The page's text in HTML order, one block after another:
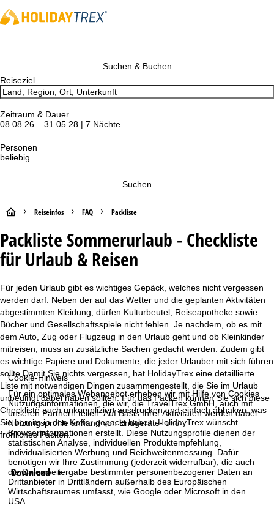
Cookie-Hinweis
Für ein optimales Webangebot erheben wir mit Hilfe von Cookies
Nutzungsinformationen, die wir, die TravelTrex GmbH, auch mit
unseren Partnern teilen. Auf Basis Ihrer Aktivitäten werden dabei
Nutzungsprofile anhand von Endgeräte- und
Browserinformationen erstellt. Diese Nutzungsprofile dienen der
statistischen Analyse, individuellen Produktempfehlung,
individualisierten Werbung und Reichweitenmessung. Dafür
benötigen wir Ihre Zustimmung (jederzeit widerrufbar), die auch
die Datenweitergabe bestimmter personenbezogener Daten an
Drittanbieter in Drittländern außerhalb des Europäischen
Wirtschaftsraumes umfasst, wie Google oder Microsoft in den
USA.
Suchen & Buchen
Reiseziel
Zeitraum & Dauer
08.08.26 – 31.05.28 | 7 Nächte
Personen
beliebig
Suchen
S
t
a
r
t
s
e
i
t
e
Reiseinfos FAQ Packliste
Packliste Sommerurlaub - Checkliste
für Urlaub & Reisen
Für jeden Urlaub gibt es wichtiges Gepäck, welches nicht vergessen
werden darf. Neben der auf das Wetter und die geplanten Aktivitäten
abgestimmten Kleidung, dürfen Kulturbeutel, Reiseapotheke sowie
Bücher und Gesellschaftsspiele nicht fehlen. Je nachdem, ob es mit
dem Auto, Zug oder Flugzeug in den Urlaub geht und ob Kleinkinder
mitreisen, muss an zusätzliche Sachen gedacht werden. Zudem gibt
es wichtige Papiere und Dokumente, die jeder Urlauber mit sich führen
sollte.Damit Sie nichts vergessen, hat HolidayTrex eine detaillierte
Liste mit notwendigen Dingen zusammengestellt, die Sie im Urlaub
unbedingt dabei haben sollten. Für das Packen können Sie sich diese
Checkliste auch unkompliziert ausdrucken und einfach abhaken, was
Sie bereits in den Koffer gepackt haben. HolidayTrex wünscht
fröhliches Packen.
Download